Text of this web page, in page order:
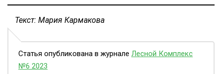
Текст: Мария Кармакова
Статья опубликована в журнале Лесной Комплекс
№6 2023